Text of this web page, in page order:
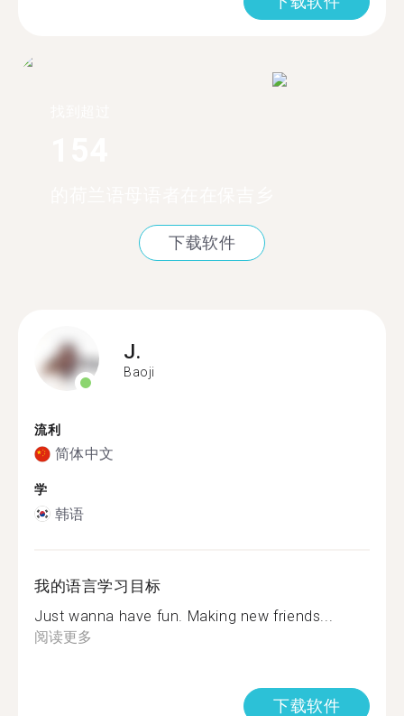
下载软件
J.
Baoji
流利
简体中文
学
韩语
我的语言学习目标
Just wanna have fun. Making new friends...
阅读更多
下载软件